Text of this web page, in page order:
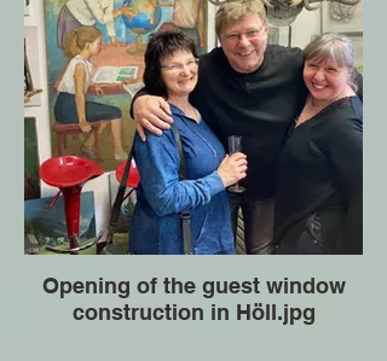
Opening of the guest window
construction in Höll.jpg